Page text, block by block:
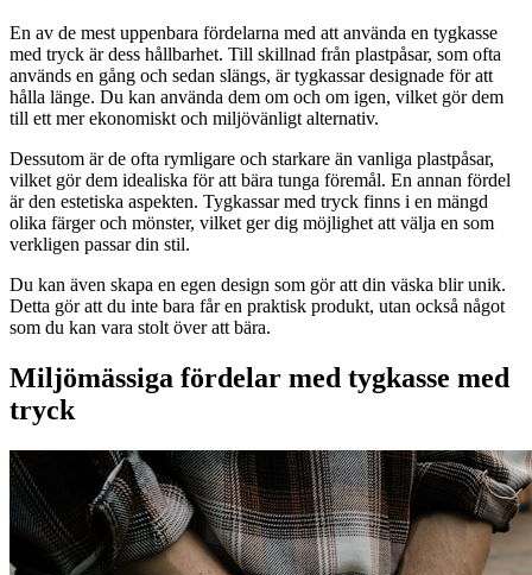
En av de mest uppenbara fördelarna med att använda en tygkasse
med tryck är dess hållbarhet. Till skillnad från plastpåsar, som ofta
används en gång och sedan slängs, är tygkassar designade för att
hålla länge. Du kan använda dem om och om igen, vilket gör dem
till ett mer ekonomiskt och miljövänligt alternativ.
Dessutom är de ofta rymligare och starkare än vanliga plastpåsar,
vilket gör dem idealiska för att bära tunga föremål. En annan fördel
är den estetiska aspekten. Tygkassar med tryck finns i en mängd
olika färger och mönster, vilket ger dig möjlighet att välja en som
verkligen passar din stil.
Du kan även skapa en egen design som gör att din väska blir unik.
Detta gör att du inte bara får en praktisk produkt, utan också något
som du kan vara stolt över att bära.
Miljömässiga fördelar med tygkasse med
tryck